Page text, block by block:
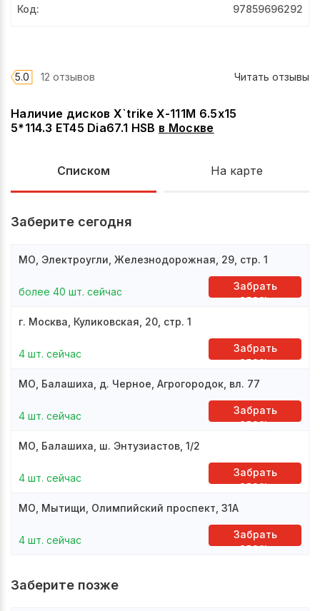
Наличие дисков X`trike X-111М 6.5x15
5*114.3 ET45 Dia67.1 HSB в Москве
Списком На карте
Заберите сегодня
МО, Электроугли, Железнодорожная, 29, стр. 1
более 40 шт. сейчас
Забрать
здесь
г. Москва, Куликовская, 20, стр. 1
4 шт. сейчас
Забрать
здесь
МО, Балашиха, д. Черное, Агрогородок, вл. 77
4 шт. сейчас
Забрать
здесь
МО, Балашиха, ш. Энтузиастов, 1/2
4 шт. сейчас
Забрать
здесь
МО, Мытищи, Олимпийский проспект, 31А
4 шт. сейчас
Забрать
здесь
Заберите позже
Код: 97859696292
5.0 12 отзывов Читать отзывы